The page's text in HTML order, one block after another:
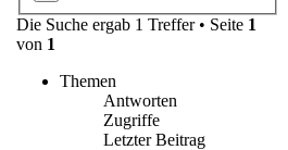
Die Suche ergab 1 Treffer • Seite 1
von 1
Themen
Antworten
Zugriffe
Letzter Beitrag